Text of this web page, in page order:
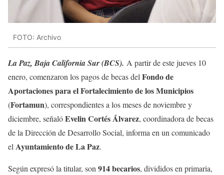
FOTO: Archivo
La Paz, Baja California Sur (BCS). A partir de este jueves 10
enero, comenzaron los pagos de becas del Fondo de
Aportaciones para el Fortalecimiento de los Municipios
(Fortamun), correspondientes a los meses de noviembre y
diciembre, señalóEvelin Cortés Álvarez, coordinadora de becas
de la Dirección de Desarrollo Social, informa en un comunicado
el Ayuntamiento de La Paz.
Según expresó la titular, son 914 becarios, divididos en primaria,